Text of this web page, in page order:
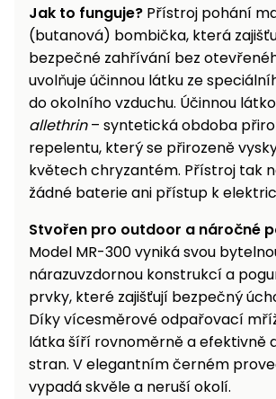
Jak to funguje? Přístroj pohání
(butanová) bombička, která
bezpečné zahřívání bez
uvolňuje účinnou látku ze
do okolního vzduchu. Účinnou
allethrin– syntetická obdoba
repelentu, který se přirozeně
květech chryzantém. Přístroj tak
žádné baterie ani přístup k
Stvořen pro outdoor a náročné
Model MR-300 vyniká svou
nárazuvzdornou konstrukcí a
prvky, které zajišťují bezpečný
Díky vícesměrové odpařovací
látka šíří rovnoměrně a efektivně
stran. V elegantním černém
vypadá skvěle a neruší okolí.